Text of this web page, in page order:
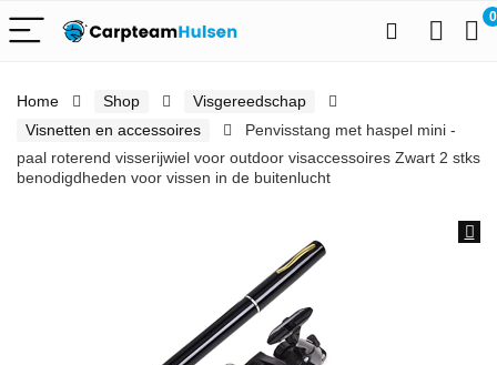
0
Home Shop
Visgereedschap
Visnetten en accessoires
Penvisstang met haspel mini -
paal roterend visserijwiel voor outdoor visaccessoires Zwart 2 stks
benodigdheden voor vissen in de buitenlucht